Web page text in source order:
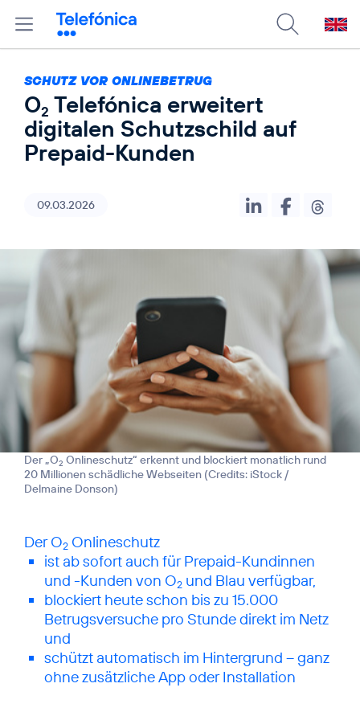
SCHUTZ VOR ONLINEBETRUG
O2 Telefónica erweitert
digitalen Schutzschild auf
Prepaid-Kunden
09.03.2026
Der „O2 Onlineschutz“ erkennt und blockiert monatlich rund
20 Millionen schädliche Webseiten (Credits: iStock /
Delmaine Donson)
Der O2
ist ab sofort auch für Prepaid-Kundinnen
und -Kunden von O2 und Blau verfügbar,
blockiert heute schon bis zu 15.000
Betrugsversuche pro Stunde direkt im Netz
und
schützt automatisch im Hintergrund – ganz
ohne zusätzliche App oder Installation